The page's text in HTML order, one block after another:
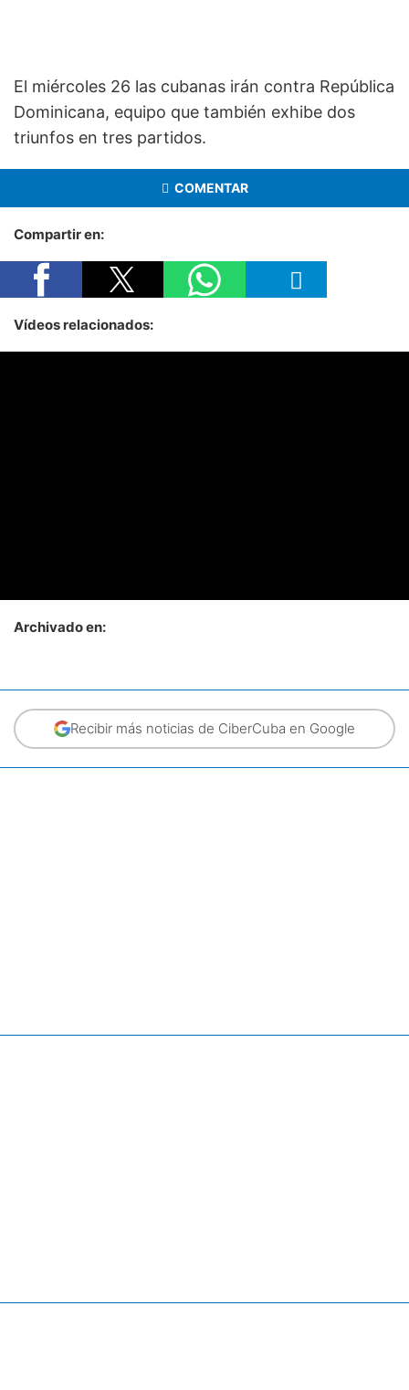
El miércoles 26 las cubanas irán contra República
Dominicana, equipo que también exhibe dos
triunfos en tres partidos.
COMENTAR
Compartir en:
Vídeos relacionados:
Archivado en:
Recibir más noticias de CiberCuba en Google